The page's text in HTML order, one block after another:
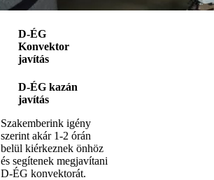
D-ÉG
Konvektor
javítás
D-ÉG kazán
javítás
Szakemberink igény
szerint akár 1-2 órán
belül kiérkeznek önhöz
és segítenek megjavítani
D-ÉG konvektorát.